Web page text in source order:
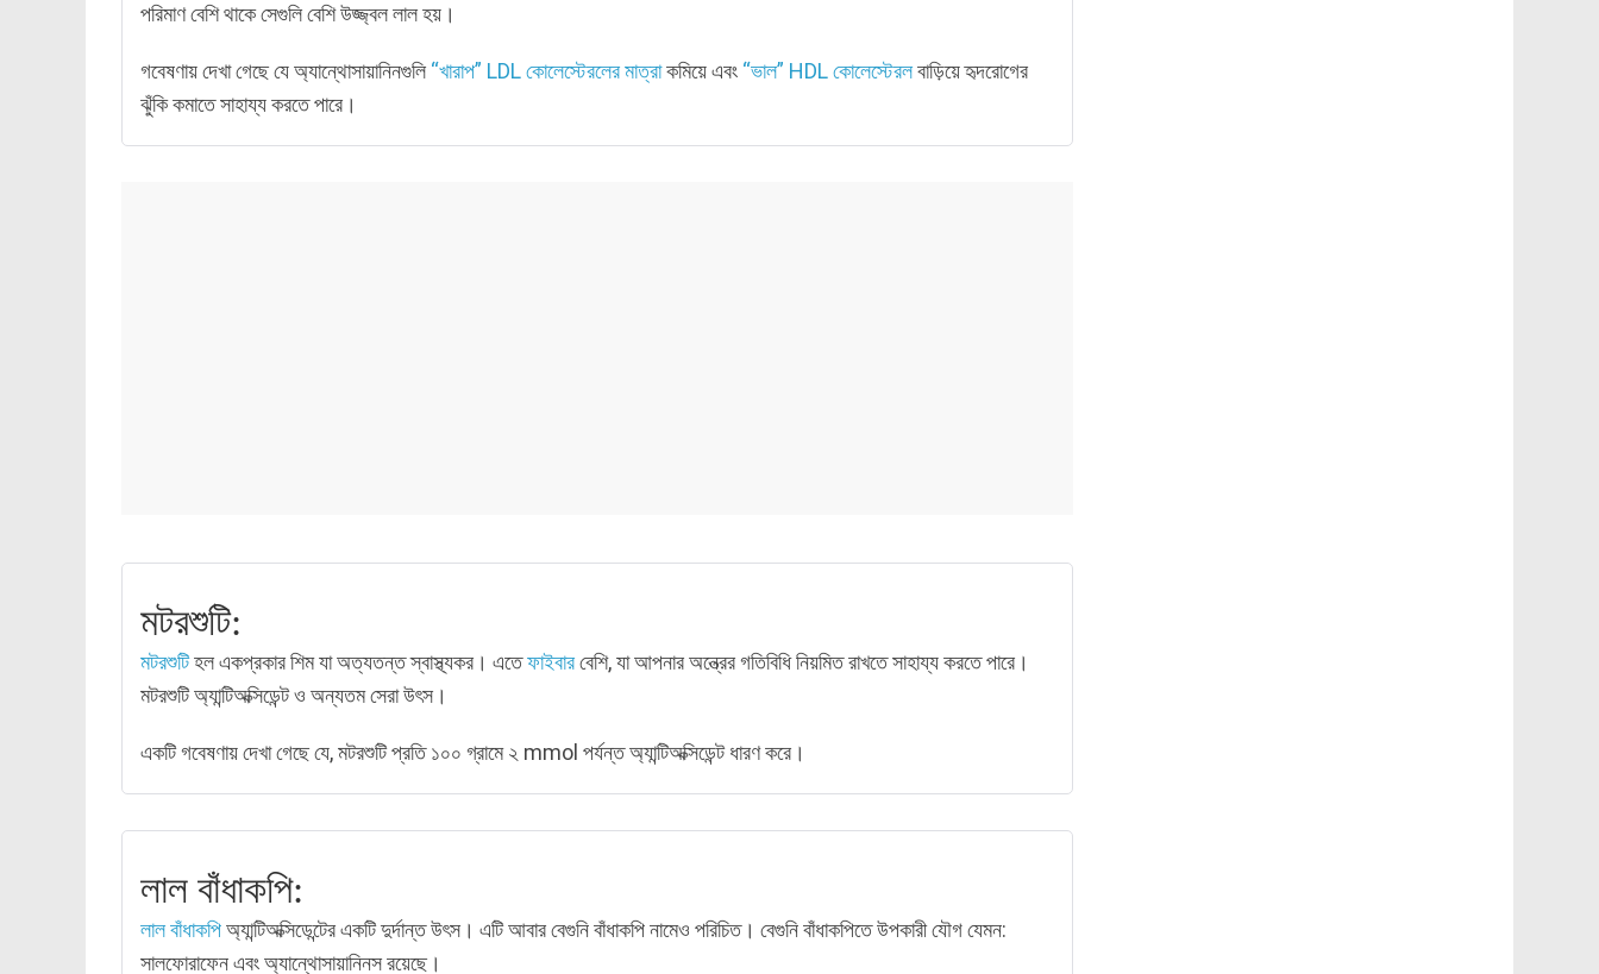
পরিমাণ বেশি থাকে সেগুলি বেশি উজ্জ্বল লাল হয়।
গবেষণায় দেখা গেছে যে অ্যান্থোসায়ানিনগুলি “খারাপ” LDL কোলেস্টেরলের মাত্রাকমিয়ে এবং “ভাল” HDL কোলেস্টেরলবাড়িয়ে হৃদরোগের
ঝুঁকি কমাতে সাহায্য করতে পারে।
মটরশুটি:
মটরশুটিহল একপ্রকার শিম যা অত্যতন্ত স্বাস্থ্যকর। এতেফাইবারবেশি, যা আপনার অন্ত্রের গতিবিধি নিয়মিত রাখতে সাহায্য করতে পারে।
মটরশুটি অ্যান্টিঅক্সিডেন্ট ও অন্যতম সেরা উৎস।
একটি গবেষণায় দেখা গেছে যে, মটরশুটি প্রতি ১০০ গ্রামে ২ mmol পর্যন্ত অ্যান্টিঅক্সিডেন্ট ধারণ করে।
লাল বাঁধাকপি:
লাল বাঁধাকপিঅ্যান্টিঅক্সিডেন্টের একটি দুর্দান্ত উৎস। এটি আবার বেগুনি বাঁধাকপি নামেও পরিচিত। বেগুনি বাঁধাকপিতে উপকারী যৌগ যেমন:
সালফোরাফেন এবং অ্যান্থোসায়ানিনস রয়েছে।